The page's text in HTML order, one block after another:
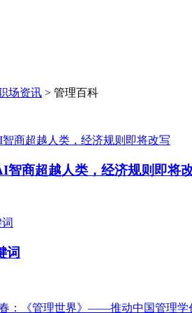
场资讯 > 管理百科
智商超越人类，经济规则即将
词